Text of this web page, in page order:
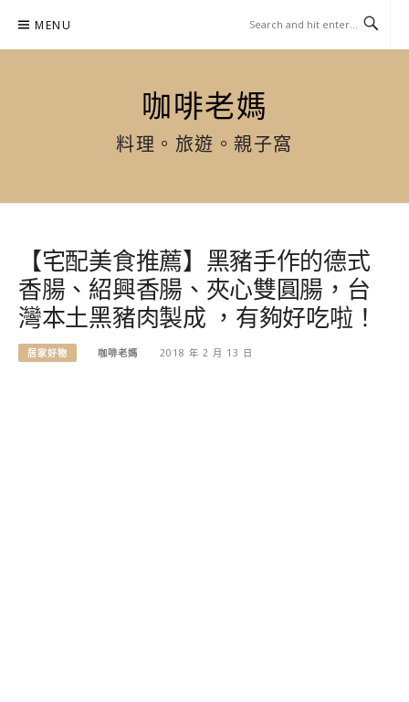
content
MENU
咖啡老媽
料理。旅遊。親子窩
【宅配美食推薦】黑豬手作的德式
香腸、紹興香腸、夾心雙圓腸，台
灣本土黑豬肉製成 ，有夠好吃啦！
居家好物 咖啡老媽 2018 年 2 月 13 日